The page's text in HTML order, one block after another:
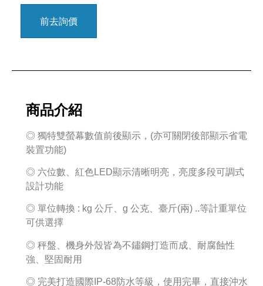
前去詢價
商品介紹
◎ 獨特雙螢幕數值前後顯示，(亦可關閉後部顯示省電
裝置功能)
◎ 六位數、紅色LED顯示清晰明亮，亮度多段可調式
設計功能
◎ 單位轉換 : kg 公斤、g 公克、臺斤(兩) ..等計重單位
可供選擇
◎ 秤盤、機身外殼皆為不鏽鋼打造而成、耐腐蝕性
強、堅固耐用
◎ 完美打造國際IP-68防水等級，使用完畢，直接沖水